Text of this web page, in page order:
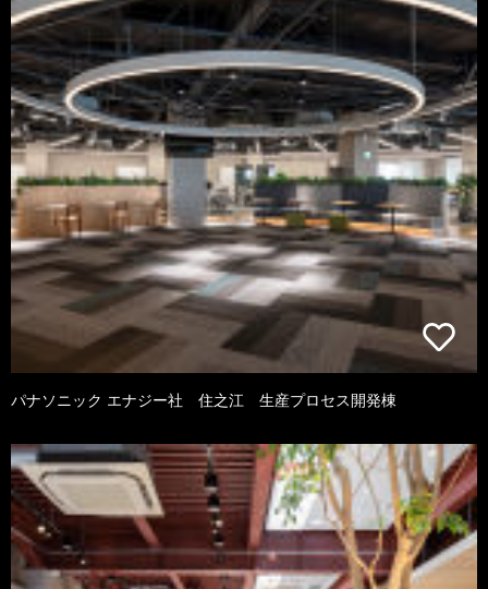
パナソニック エナジー社 住之江 生産プロセス開発棟